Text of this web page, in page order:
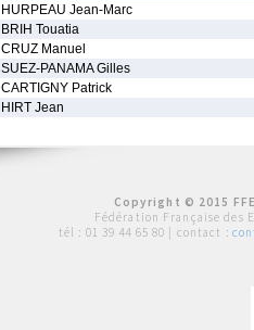
HURPEAU Jean-Marc
BRIH Touatia
CRUZ Manuel
SUEZ-PANAMA Gilles
CARTIGNY Patrick
HIRT Jean
Copyright © 2015
Fédération Française des
tél : 01 39 44 65 80 | contact :